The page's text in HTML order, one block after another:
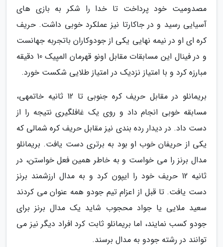
مصدومیت خود پرداخت تا خدا را شکر به بازی های
آسیایی رسید و در جاکارتا نیز عملکرد خوبی داشت. حریف
کره ای او در نیمه نهایی یکی از جودوکاران باتجربه جهانست
و در فینال این مسابقات مقابل اونو قهرمان المپیک 10 دقیقه
مبارزه کرد و با امتیاز نزدیک در امتیاز طلایی شکست خورد.
بریمانلو در مقابل حریف کره جنوبی تا 12 ثانیه خاتمهی،
مسابقه خوبی انجام داد و روی یک غافلگیری نتیجه را از
دست داد. در دیدار رده بندی نیز مقابل حریف کره شمالی که
یکی از حریفان خوب او بود به برتری دست یافت. بریمانلو
مدال برنز را می خواست و به خاطر همین فعل خواستن، در
ثانیه 12 حریف خود را ایپون کرد و به مدال ارزشمند برنز
دست یافت. تا قبل از اعزام تیم جودو همه عنوان می کردند
سعید ملایی یا جواد محجوب شاید یک مدال برنز برای
جودو کسب نمایند، اما بریمانلو ثابت کرد افراد دیگر نیز می
توانند در رشته جودو به مدال برسند.